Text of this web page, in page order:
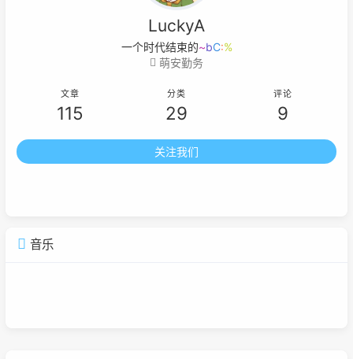
LuckyA
一个时代结束的标志就50]
萌安勤务
文章
115
分类
29
评论
9
关注我们
音乐